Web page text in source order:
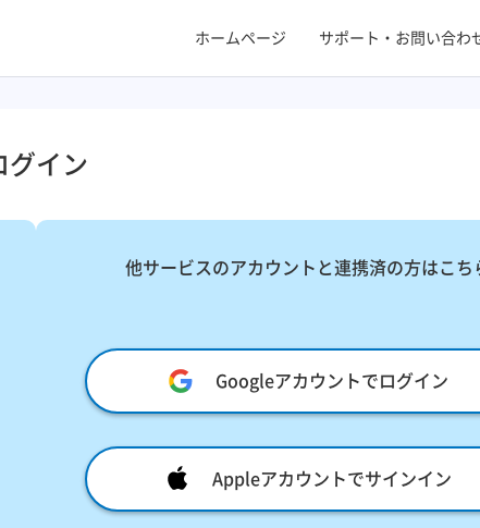
ホームページ サポート・お問い合わ
グイン
他サービスのアカウントと連携済の方はこち
Googleアカウントでログイン
Appleアカウントでサインイン